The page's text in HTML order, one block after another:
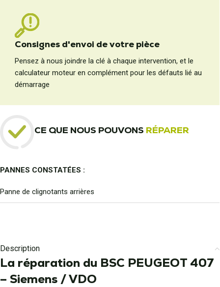
Consignes d'envoi de votre pièce
Pensez à nous joindre la clé à chaque intervention, et le
calculateur moteur en complément pour les défauts lié au
démarrage
CE QUE NOUS POUVONS RÉPARER
PANNES CONSTATÉES :
Panne de clignotants arrières
Description
La réparation du BSC PEUGEOT 407
– Siemens / VDO